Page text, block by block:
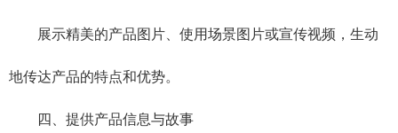
展示精美的产品图片、使用场景图片或宣传视频，生动
地传达产品的特点和优势。
四、提供产品信息与故事